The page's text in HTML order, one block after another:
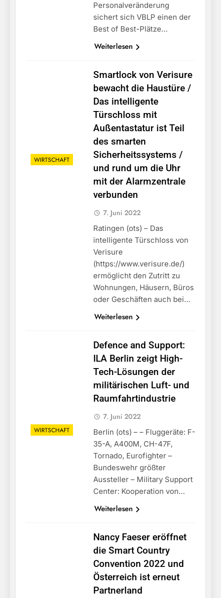
Personalveränderung
sichert sich VBLP einen der
Best of Best-Plätze…
Weiterlesen
WIRTSCHAFT
Smartlock von Verisure
bewacht die Haustüre /
Das intelligente
Türschloss mit
Außentastatur ist Teil
des smarten
Sicherheitssystems /
und rund um die Uhr
mit der Alarmzentrale
verbunden
7. Juni 2022
Ratingen (ots) – Das
intelligente Türschloss von
Verisure
(https://www.verisure.de/)
ermöglicht den Zutritt zu
Wohnungen, Häusern, Büros
oder Geschäften auch bei…
Weiterlesen
WIRTSCHAFT
Defence and Support:
ILA Berlin zeigt High-
Tech-Lösungen der
militärischen Luft- und
Raumfahrtindustrie
7. Juni 2022
Berlin (ots) – – Fluggeräte: F-
35-A, A400M, CH-47F,
Tornado, Eurofighter –
Bundeswehr größter
Aussteller – Military Support
Center: Kooperation von…
Weiterlesen
Nancy Faeser eröffnet
die Smart Country
Convention 2022 und
Österreich ist erneut
Partnerland